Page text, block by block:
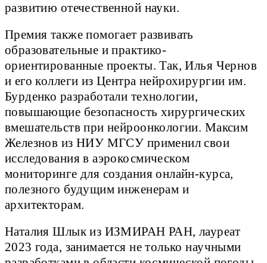
развитию отечественной науки.
Премия также помогает развивать
образовательные и практико-
ориентированные проекты. Так, Илья Чернов
и его коллеги из Центра нейрохирургии им.
Бурденко разработали технологии,
повышающие безопасность хирургических
вмешательств при нейроонкологии. Максим
Железнов из НИУ МГСУ применил свои
исследования в аэрокосмическом
мониторинге для создания онлайн-курса,
полезного будущим инженерам и
архитекторам.
Наталия Шлык из ИЗМИРАН РАН, лауреат
2023 года, занимается не только научными